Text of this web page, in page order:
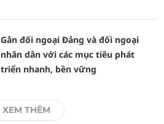
Gắn đối ngoại Đảng và đối ngoại
nhân dân với các mục tiêu phát
triển nhanh, bền vững
XEM THÊM